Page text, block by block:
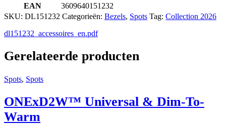
EAN
3609640151232
SKU: DL151232 Categorieën: Bezels, Spots Tag: Collection 2026
dl151232_accessoires_en.pdf
Gerelateerde producten
Spots, Spots
ONExD2W™ Universal & Dim-To-
Warm